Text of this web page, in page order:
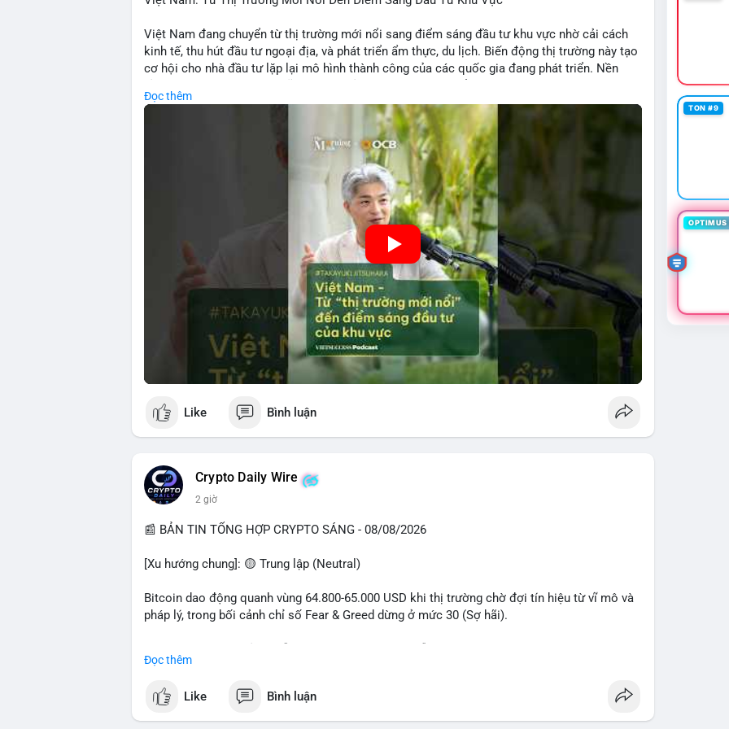
crypto.
💡 NHẬN ĐỊNH & KHUYẾN NGHỊ:
• Tâm lý ngắn hạn: sợ hãi, giảm khối lượng, người bán tăng.
• Khuyến nghị: giữ cẩn thận, tránh short, tập trung vào stablecoin, theo dõi US legislation.
📊 Nguồn: Radar Tâm Lý Thị Trường
Việt Nam đang chuyển từ thị trường mới nổi sang điểm sáng đầu tư khu vực nhờ cải cách
kinh tế, thu hút đầu tư ngoại địa, và phát triển ẩm thực, du lịch. Biến động thị trường này tạo
cơ hội cho nhà đầu tư lặp lại mô hình thành công của các quốc gia đang phát triển. Nền
đầu tư toàn cầu.
Đọc thêm
Like Bình luận
Crypto Daily Wire
2 giờ
📰 BẢN TIN TỔNG HỢP CRYPTO SÁNG - 08/08/2026
[Xu hướng chung]: 🟡 Trung lập (Neutral)
Bitcoin dao động quanh vùng 64.800-65.000 USD khi thị trường chờ đợi tín hiệu từ vĩ mô và
pháp lý, trong bối cảnh chỉ số Fear & Greed dừng ở mức 30 (Sợ hãi).
chuyển 289,92 BTC trị giá 18,83 triệu USD lúc 08:19 UTC và 61,37 BTC (gần 4 triệu USD) lúc
sàn.
Đọc thêm
Like Bình luận
TON #9
OPTIMUS